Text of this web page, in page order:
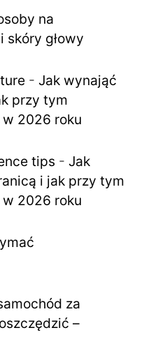
na
głowy
- Jak wynająć
przy tym
2026 roku
tips - Jak
i jak przy tym
2026 roku
za
–